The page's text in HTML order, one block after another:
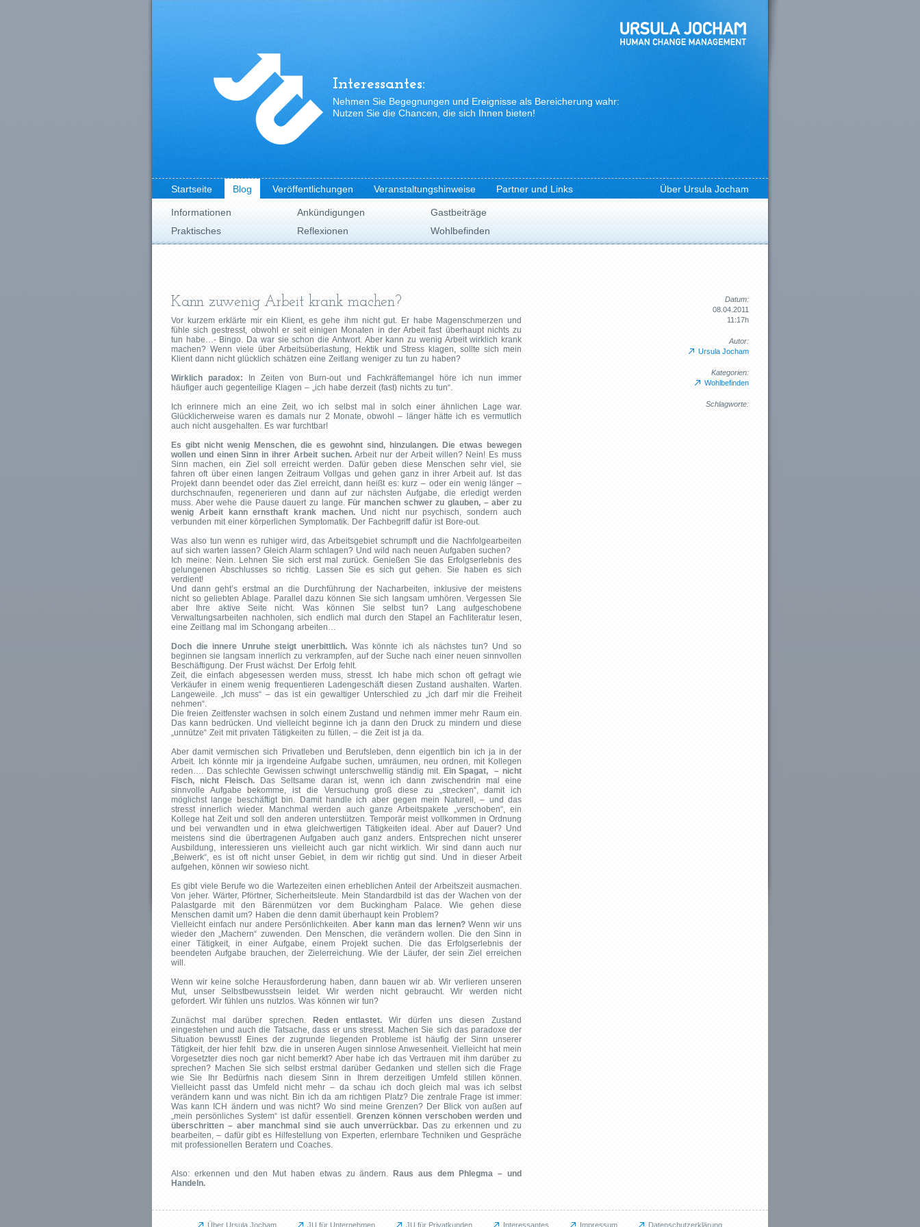
Interessantes:
Nehmen Sie Begegnungen und Ereignisse als Bereicherung wahr:
Nutzen Sie die Chancen, die sich Ihnen bieten!
Startseite Blog
Informationen Ankündigungen
Gastbeiträge
Praktisches
Reflexionen Wohlbefinden
Veröffentlichungen Veranstaltungshinweise Partner und Links Über Ursula Jocham
Kann zuwenig Arbeit krank machen?
Vor kurzem erklärte mir ein Klient, es gehe ihm nicht gut. Er habe Magenschmerzen und
fühle sich gestresst, obwohl er seit einigen Monaten in der Arbeit fast überhaupt nichts zu
tun habe…- Bingo. Da war sie schon die Antwort. Aber kann zu wenig Arbeit wirklich krank
machen? Wenn viele über Arbeitsüberlastung, Hektik und Stress klagen, sollte sich mein
Klient dann nicht glücklich schätzen eine Zeitlang weniger zu tun zu haben?
Wirklich paradox:
In Zeiten von Burn-out und Fachkräftemangel höre ich nun immer
häufiger auch gegenteilige Klagen – „ich habe derzeit (fast) nichts zu tun“.
Ich erinnere mich an eine Zeit, wo ich selbst mal in solch einer ähnlichen Lage war.
Glücklicherweise waren es damals nur 2 Monate, obwohl – länger hätte ich es vermutlich
auch nicht ausgehalten. Es war furchtbar!
Es gibt nicht wenig Menschen, die es gewohnt sind, hinzulangen. Die etwas bewegen
wollen und einen Sinn in ihrer Arbeit suchen.Arbeit nur der Arbeit willen? Nein! Es muss
Sinn machen, ein Ziel soll erreicht werden. Dafür geben diese Menschen sehr viel, sie
fahren oft über einen langen Zeitraum Vollgas und gehen ganz in ihrer Arbeit auf. Ist das
Projekt dann beendet oder das Ziel erreicht, dann heißt es: kurz – oder ein wenig länger –
durchschnaufen, regenerieren und dann auf zur nächsten Aufgabe, die erledigt werden
muss. Aber wehe die Pause dauert zu lange. Für manchen schwer zu glauben, – aber zu
wenig Arbeit kann ernsthaft krank machen. Und nicht nur psychisch, sondern auch
verbunden mit einer körperlichen Symptomatik. Der Fachbegriff dafür ist Bore-out.
Was also tun wenn es ruhiger wird, das Arbeitsgebiet schrumpft und die Nachfolgearbeiten
auf sich warten lassen? Gleich Alarm schlagen? Und wild nach neuen Aufgaben suchen?
Ich meine: Nein. Lehnen Sie sich erst mal zurück. Genießen Sie das Erfolgserlebnis des
gelungenen Abschlusses so richtig. Lassen Sie es sich gut gehen. Sie haben es sich
verdient!
Und dann geht’s erstmal an die Durchführung der Nacharbeiten, inklusive der meistens
nicht so geliebten Ablage. Parallel dazu können Sie sich langsam umhören. Vergessen Sie
aber Ihre aktive Seite nicht. Was können Sie selbst tun? Lang aufgeschobene
Verwaltungsarbeiten nachholen, sich endlich mal durch den Stapel an Fachliteratur lesen,
eine Zeitlang mal im Schongang arbeiten…
Doch die innere Unruhe steigt unerbittlich. Was könnte ich als nächstes tun? Und so
beginnen sie langsam innerlich zu verkrampfen, auf der Suche nach einer neuen sinnvollen
Beschäftigung. Der Frust wächst. Der Erfolg fehlt.
Zeit, die einfach abgesessen werden muss, stresst. Ich habe mich schon oft gefragt wie
Verkäufer in einem wenig frequentieren Ladengeschäft diesen Zustand aushalten. Warten.
Langeweile. „Ich muss“ – das ist ein gewaltiger Unterschied zu „ich darf mir die Freiheit
nehmen“.
Die freien Zeitfenster wachsen in solch einem Zustand und nehmen immer mehr Raum ein.
Das kann bedrücken. Und vielleicht beginne ich ja dann den Druck zu mindern und diese
„unnütze“ Zeit mit privaten Tätigkeiten zu füllen, – die Zeit ist ja da.
Aber damit vermischen sich Privatleben und Berufsleben, denn eigentlich bin ich ja in der
Arbeit. Ich könnte mir ja irgendeine Aufgabe suchen, umräumen, neu ordnen, mit Kollegen
reden…. Das schlechte Gewissen schwingt unterschwellig ständig mit. Ein Spagat, – nicht
Fisch, nicht Fleisch.
Das Seltsame daran ist, wenn ich dann zwischendrin mal eine
sinnvolle Aufgabe bekomme, ist die Versuchung groß diese zu „strecken“, damit ich
möglichst lange beschäftigt bin. Damit handle ich aber gegen mein Naturell, – und das
stresst innerlich wieder. Manchmal werden auch ganze Arbeitspakete „verschoben“, ein
Kollege hat Zeit und soll den anderen unterstützen. Temporär meist vollkommen in Ordnung
und bei verwandten und in etwa gleichwertigen Tätigkeiten ideal. Aber auf Dauer? Und
meistens sind die übertragenen Aufgaben auch ganz anders. Entsprechen nicht unserer
Ausbildung, interessieren uns vielleicht auch gar nicht wirklich. Wir sind dann auch nur
„Beiwerk“, es ist oft nicht unser Gebiet, in dem wir richtig gut sind. Und in dieser Arbeit
aufgehen, können wir sowieso nicht.
Es gibt viele Berufe wo die Wartezeiten einen erheblichen Anteil der Arbeitszeit ausmachen.
Von jeher. Wärter, Pförtner, Sicherheitsleute. Mein Standardbild ist das der Wachen von der
Palastgarde mit den Bärenmützen vor dem Buckingham Palace. Wie gehen diese
Menschen damit um? Haben die denn damit überhaupt kein Problem?
Vielleicht einfach nur andere Persönlichkeiten.Aber kann man das lernen?Wenn wir uns
wieder den „Machern“ zuwenden. Den Menschen, die verändern wollen. Die den Sinn in
einer Tätigkeit, in einer Aufgabe, einem Projekt suchen. Die das Erfolgserlebnis der
beendeten Aufgabe brauchen, der Zielerreichung. Wie der Läufer, der sein Ziel erreichen
will.
Wenn wir keine solche Herausforderung haben, dann bauen wir ab. Wir verlieren unseren
Mut, unser Selbstbewusstsein leidet. Wir werden nicht gebraucht. Wir werden nicht
gefordert. Wir fühlen uns nutzlos. Was können wir tun?
Zunächst mal darüber sprechen. Reden entlastet. Wir dürfen uns diesen Zustand
eingestehen und auch die Tatsache, dass er uns stresst. Machen Sie sich das paradoxe der
Situation bewusst! Eines der zugrunde liegenden Probleme ist häufig der Sinn unserer
Tätigkeit, der hier fehlt bzw. die in unseren Augen sinnlose Anwesenheit. Vielleicht hat mein
Vorgesetzter dies noch gar nicht bemerkt? Aber habe ich das Vertrauen mit ihm darüber zu
sprechen? Machen Sie sich selbst erstmal darüber Gedanken und stellen sich die Frage
wie Sie Ihr Bedürfnis nach diesem Sinn in Ihrem derzeitigen Umfeld stillen können.
Vielleicht passt das Umfeld nicht mehr – da schau ich doch gleich mal was ich selbst
verändern kann und was nicht. Bin ich da am richtigen Platz? Die zentrale Frage ist immer:
Was kann ICH ändern und was nicht? Wo sind meine Grenzen? Der Blick von außen auf
„mein persönliches System“ ist dafür essentiell. Grenzen können verschoben werden und
überschritten – aber manchmal sind sie auch unverrückbar. Das zu erkennen und zu
bearbeiten, – dafür gibt es Hilfestellung von Experten, erlernbare Techniken und Gespräche
mit professionellen Beratern und Coaches.
Also: erkennen und den Mut haben etwas zu ändern.
Raus aus dem Phlegma – und
Handeln.
Datum:
08.04.2011
11:17h
Autor:
Ursula Jocham
Kategorien:
Wohlbefinden
Schlagworte:
Über Ursula Jocham JU für Unternehmen JU für Privatkunden Interessantes Impressum Datenschutzerklärung